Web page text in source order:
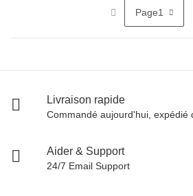
Page1
Livraison rapide
Commandé aujourd'hui, expédié
Aider & Support
24/7 Email Support